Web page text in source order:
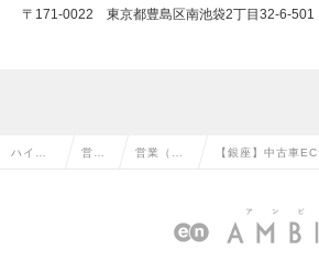
〒171-0022 東京都豊島区南池袋2丁目32-6-501
ハイク 営業 営業（法 【銀座】中古車
系企業の求人情報